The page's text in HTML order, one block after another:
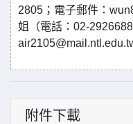
2805；電子郵件：
姐（電話：02-
附件下載